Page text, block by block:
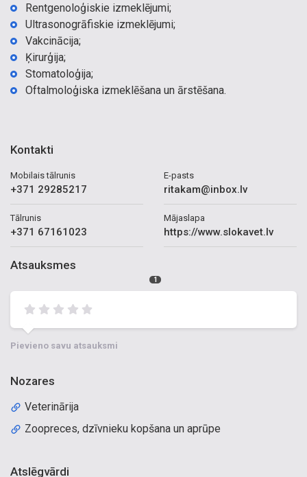
Rentgenoloģiskie izmeklējumi;
Ultrasonogrāfiskie izmeklējumi;
Vakcinācija;
Ķirurģija;
Stomatoloģija;
Oftalmoloģiska izmeklēšana un ārstēšana.
Kontakti
Mobilais tālrunis
+371 29285217
Tālrunis
+371 67161023
E-pasts
ritakam@inbox.lv
Mājaslapa
https://www.slokavet.lv
Atsauksmes
1
Pievieno savu atsauksmi
Nozares
Veterinārija
Zoopreces, dzīvnieku kopšana un aprūpe
Atslēgvārdi